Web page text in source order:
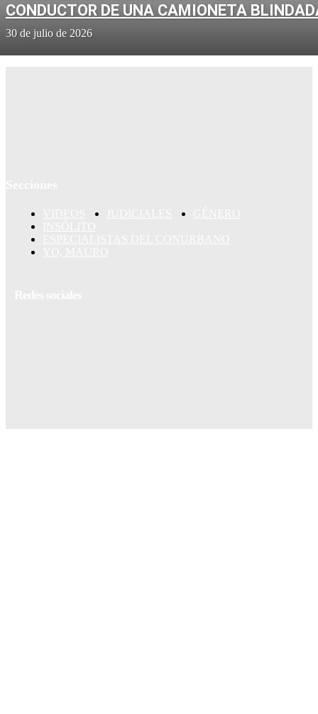
CONDUCTOR DE UNA CAMIONETA
30 de julio de 2026